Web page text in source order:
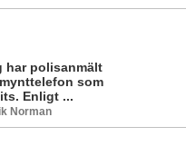
har polisanmält
som
Enligt ...
Norman